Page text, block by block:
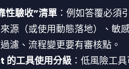
性驗收”清單 ：例如答覆必須
源（或使用動態落地）、敏
濾、流程變更要有審核點。
的工具使用分級 ：低風險工